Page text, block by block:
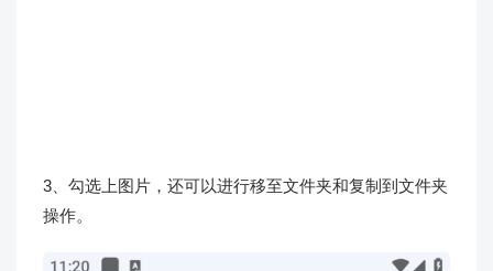
3、勾选上图片，还可以进行移至文件夹和复制到文件夹
操作。